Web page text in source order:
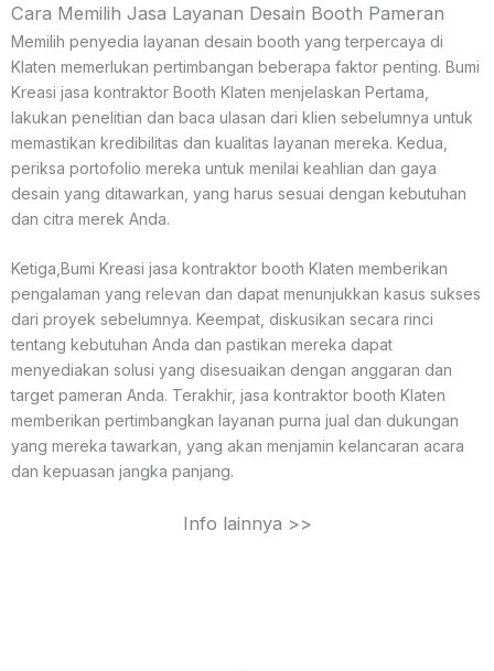
Cara Memilih Jasa Layanan Desain Booth Pameran
Memilih penyedia layanan desain booth yang terpercaya di
Klaten memerlukan pertimbangan beberapa faktor penting. Bumi
Kreasi jasa kontraktor Booth Klaten menjelaskan Pertama,
lakukan penelitian dan baca ulasan dari klien sebelumnya untuk
memastikan kredibilitas dan kualitas layanan mereka. Kedua,
periksa portofolio mereka untuk menilai keahlian dan gaya
desain yang ditawarkan, yang harus sesuai dengan kebutuhan
dan citra merek Anda.
Ketiga,Bumi Kreasi jasa kontraktor booth Klaten memberikan
pengalaman yang relevan dan dapat menunjukkan kasus sukses
dari proyek sebelumnya. Keempat, diskusikan secara rinci
tentang kebutuhan Anda dan pastikan mereka dapat
menyediakan solusi yang disesuaikan dengan anggaran dan
target pameran Anda. Terakhir, jasa kontraktor booth Klaten
memberikan pertimbangkan layanan purna jual dan dukungan
yang mereka tawarkan, yang akan menjamin kelancaran acara
dan kepuasan jangka panjang.
Info lainnya >>